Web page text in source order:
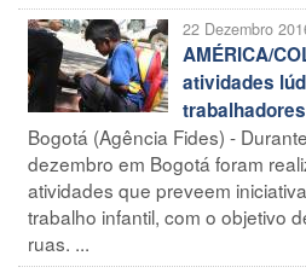
22 Dezembro
AMÉRICA/
atividades
Bogotá (Agência Fides) -
dezembro em Bogotá foram
atividades que preveem
trabalho infantil, com o objetivo
ruas. ...